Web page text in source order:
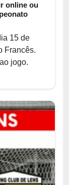
online ou
15 de
Francês.
jogo.